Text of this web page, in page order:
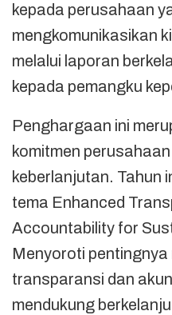
kepada perusahaan
mengkomunikasikan
melalui laporan
kepada pemangku
Penghargaan ini
komitmen
keberlanjutan. Tahun
tema Enhanced
Accountability for
Menyoroti
transparansi dan
mendukung